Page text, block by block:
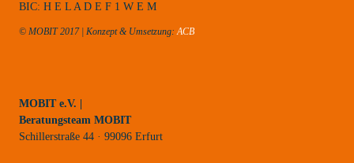
BIC: H E L A D E F 1 W E M
© MOBIT 2017 | Konzept & Umsetzung:ACB
MOBIT e.V. |
Beratungsteam MOBIT
Schillerstraße 44 · 99096 Erfurt